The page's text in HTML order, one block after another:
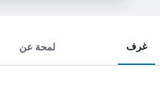
غرف لمحة عن